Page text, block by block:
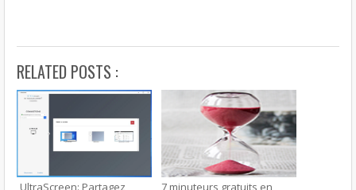
RELATED POSTS :